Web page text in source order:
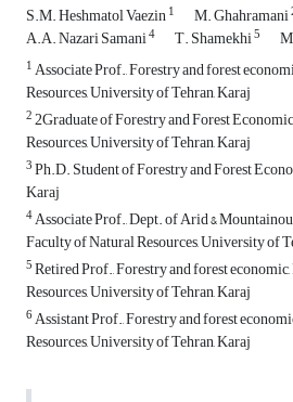
S.M. Heshmatol Vaezin1 M. Ghahramani
A.A. Nazari Samani4 T. Shamekhi5
1Associate Prof., Forestry and forest
Resources, University of Tehran, Karaj
22Graduate of Forestry and Forest
Resources, University of Tehran, Karaj
3Ph.D. Student of Forestry and Forest
Karaj
4Associate Prof., Dept. of Arid &
Faculty of Natural Resources, University of
5Retired Prof., Forestry and forest
Resources, University of Tehran, Karaj
6Assistant Prof., Forestry and forest
Resources, University of Tehran, Karaj